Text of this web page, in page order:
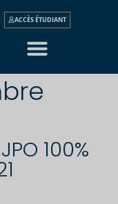
ACCÈS ÉTUDIANT
100%